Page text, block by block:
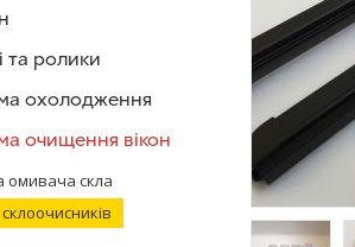
та ролики
охолодження
очищення вікон
омивача скла